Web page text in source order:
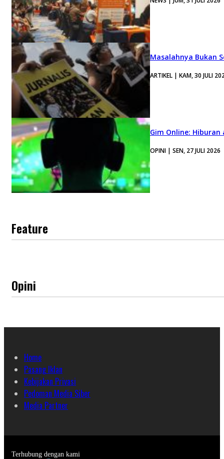
Masalahnya Bukan
ARTIKEL | KAM, 30 JULI
Gim Online:
OPINI | SEN, 27 JULI 2026
Feature
Opini
Home
Pasang Iklan
Kebijakan Privasi
Pedoman Media Siber
Media Partner
Terhubung dengan kami